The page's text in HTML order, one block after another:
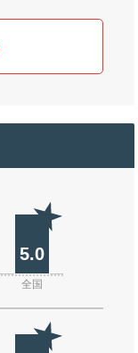
5.0
全国